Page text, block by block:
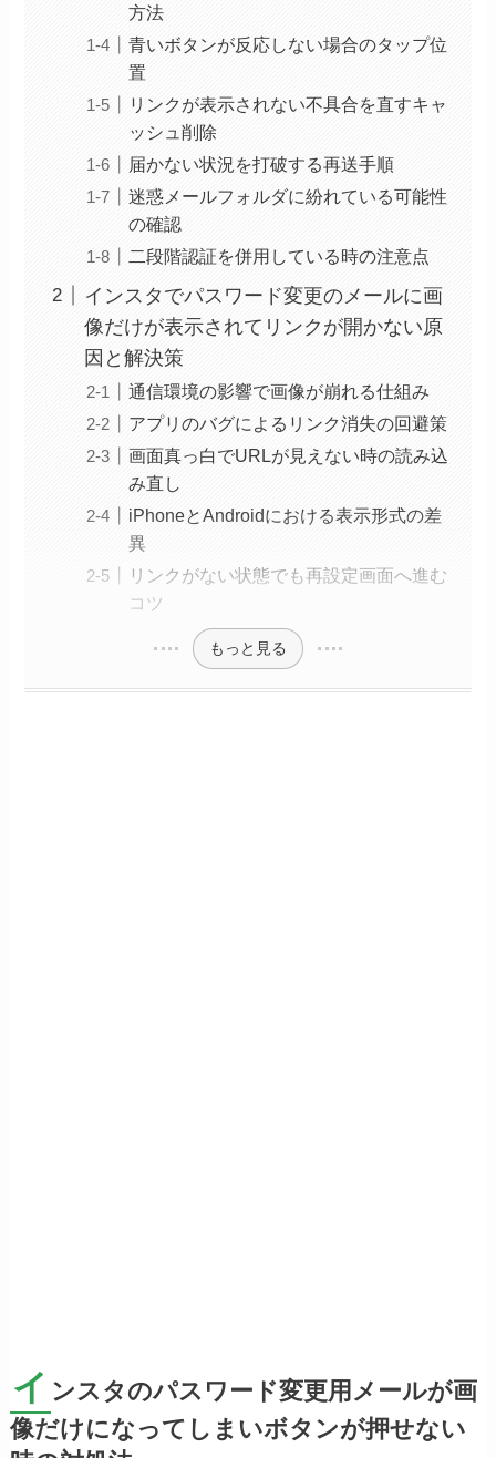
方法
青いボタンが反応しない場合のタップ位
置
リンクが表示されない不具合を直すキャ
ッシュ削除
届かない状況を打破する再送手順
迷惑メールフォルダに紛れている可能性
の確認
二段階認証を併用している時の注意点
インスタでパスワード変更のメールに画
像だけが表示されてリンクが開かない原
因と解決策
通信環境の影響で画像が崩れる仕組み
アプリのバグによるリンク消失の回避策
画面真っ白でURLが見えない時の読み込
み直し
iPhoneとAndroidにおける表示形式の差
異
リンクがない状態でも再設定画面へ進む
コツ
もっと見る
イ ンスタのパスワード変更用メールが画
像だけになってしまいボタンが押せない